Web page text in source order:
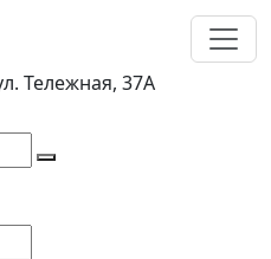
Тележная, 37А